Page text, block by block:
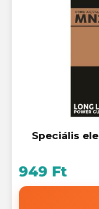
Speciális
949 Ft